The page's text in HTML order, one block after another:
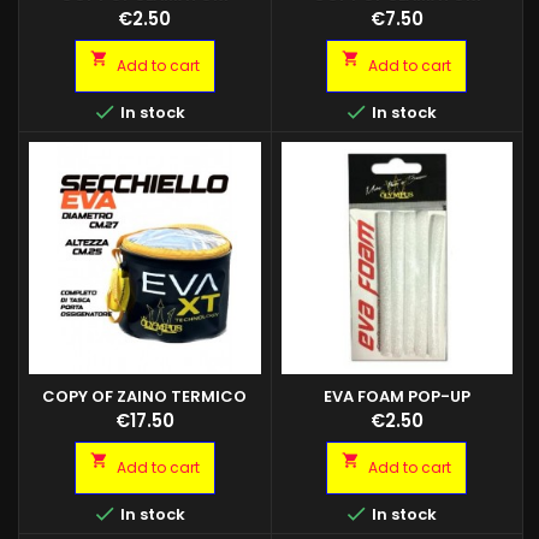
BICOLORE STONFO
Price
€2.50
 Add to cart
 In stock
BICOLORE STONFO
Price
€7.50
 Add to cart
 In stock
COPY OF ZAINO TERMICO
MADE IN USA
PRODOTTO DI QUALITA'
UTILIZZABILE COME PORTA
VIVANDE, ESCHE O PESCATO.
CERNIERE ANTI SALSEDINE E
MATERIALE RINFORZATO
Price
€17.50
 Add to cart
 In stock
EVA FOAM POP-UP
Price
€2.50
 Add to cart
 In stock